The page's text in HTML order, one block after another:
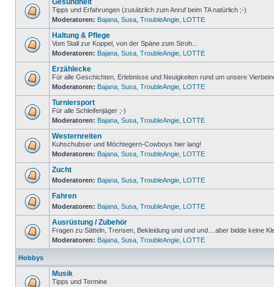
Gesundheit
Tipps und Erfahrungen (zusätzlich zum Anruf beim TA natürlich ;-)
Moderatoren: Bajana Susa TroubleAngie LOTTE
Haltung & Pflege
Vom Stall zur Koppel, von der Späne zum Stroh...
Moderatoren: Bajana Susa TroubleAngie LOTTE
Erzählecke
Für alle Geschichten, Erlebnisse und Neuigkeiten rund um unsere
Moderatoren: Bajana Susa TroubleAngie LOTTE
Turniersport
Für alle Schleifenjäger ;-)
Moderatoren: Bajana Susa TroubleAngie LOTTE
Westernreiten
Kuhschubser und Möchtegern-Cowboys hier lang!
Moderatoren: Bajana Susa TroubleAngie LOTTE
Zucht
Moderatoren: Bajana Susa TroubleAngie LOTTE
Fahren
Moderatoren: Bajana Susa TroubleAngie LOTTE
Ausrüstung / Zubehör
Fragen zu Sätteln, Trensen, Bekleidung und und und....aber bidde keine
Moderatoren: Bajana Susa TroubleAngie LOTTE
Hobbys
Musik
Tipps und Termine